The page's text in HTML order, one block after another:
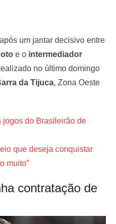
um jantar decisivo entre
e o intermediador
no último domingo
da Tijuca, Zona Oeste
jogos do Brasileirão de
que deseja conquistar
muito”
contratação de